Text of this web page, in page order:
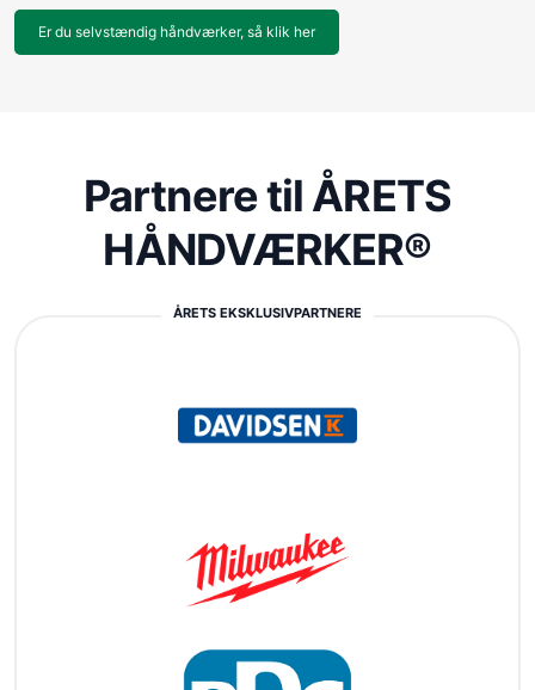
Er du selvstændig håndværker, så klik her
Partnere til ÅRETS
HÅNDVÆRKER®
ÅRETS EKSKLUSIVPARTNERE